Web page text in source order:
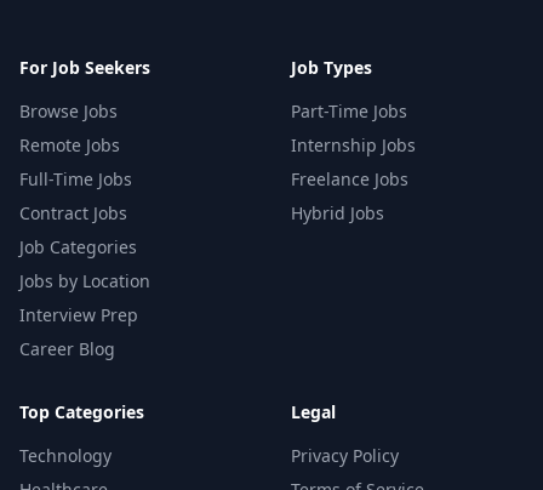
For Job Seekers
Browse Jobs
Remote Jobs
Full-Time Jobs
Contract Jobs
Job Categories
Jobs by Location
Interview Prep
Career Blog
Job Types
Part-Time Jobs
Internship Jobs
Freelance Jobs
Hybrid Jobs
Top Categories
Technology
Legal
Privacy Policy